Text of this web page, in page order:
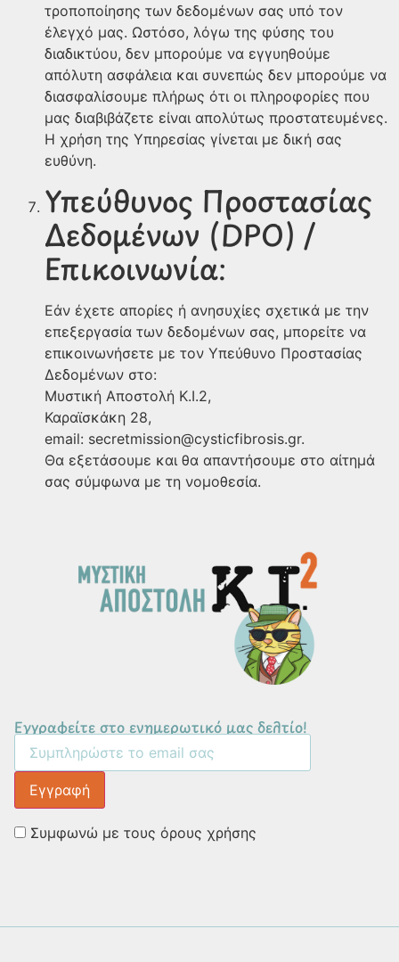
τροποποίησης των δεδομένων σας υπό τον
έλεγχό μας. Ωστόσο, λόγω της φύσης του
διαδικτύου, δεν μπορούμε να εγγυηθούμε
απόλυτη ασφάλεια και συνεπώς δεν μπορούμε να
διασφαλίσουμε πλήρως ότι οι πληροφορίες που
μας διαβιβάζετε είναι απολύτως προστατευμένες.
Η χρήση της Υπηρεσίας γίνεται με δική σας
ευθύνη.
Υπεύθυνος Προστασίας
Δεδομένων (DPO) /
Επικοινωνία:
Εάν έχετε απορίες ή ανησυχίες σχετικά με την
επεξεργασία των δεδομένων σας, μπορείτε να
επικοινωνήσετε με τον Υπεύθυνο Προστασίας
Δεδομένων στο:
Μυστική Αποστολή Κ.Ι.2,
Καραϊσκάκη 28,
email: secretmission@cysticfibrosis.gr.
Θα εξετάσουμε και θα απαντήσουμε στο αίτημά
σας σύμφωνα με τη νομοθεσία.
Εγγραφείτε στο ενημερωτικό μας δελτίο!
Συμφωνώ με τους όρους χρήσης